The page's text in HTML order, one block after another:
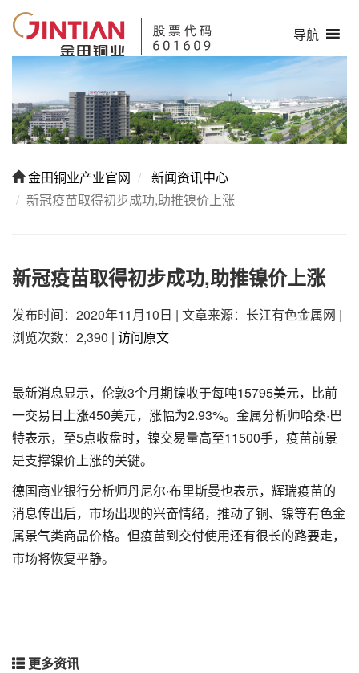
导航
金田铜业产业官网
新闻资讯中心
新冠疫苗取得初步成功,助推镍价上涨
新冠疫苗取得初步成功,助推镍价上涨
发布时间：2020年11月10日 | 文章来源：长江有色金属网 |
浏览次数：2,390 | 访问原文
最新消息显示，伦敦3个月期镍收于每吨15795美元，比前
一交易日上涨450美元，涨幅为2.93%。金属分析师哈桑·巴
特表示，至5点收盘时，镍交易量高至11500手，疫苗前景
是支撑镍价上涨的关键。
德国商业银行分析师丹尼尔·布里斯曼也表示，辉瑞疫苗的
消息传出后，市场出现的兴奋情绪，推动了铜、镍等有色金
属景气类商品价格。但疫苗到交付使用还有很长的路要走，
市场将恢复平静。
更多资讯